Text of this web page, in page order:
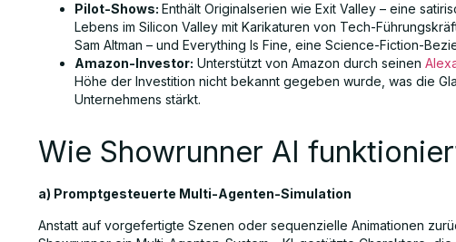
Pilot-Shows: Enthält Originalserien wie Exit Valley – eine
Lebens im Silicon Valley mit Karikaturen von Tech-
Sam Altman – und Everything Is Fine, eine Science-Fiction-
Amazon-Investor: Unterstützt von Amazon durch seinen
Höhe der Investition nicht bekannt gegeben wurde, was die
Unternehmens stärkt.
Wie Showrunner AI
a) Promptgesteuerte Multi-Agenten-Simulation
Anstatt auf vorgefertigte Szenen oder sequenzielle Animationen